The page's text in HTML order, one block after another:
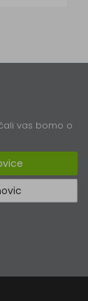
vas bomo o